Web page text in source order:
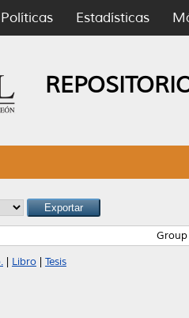
Políticas Estadísticas
Libro Tesis